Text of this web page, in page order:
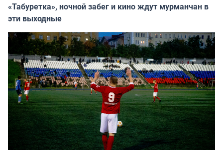
«Табуретка», ночной забег и кино ждут мурманчан в
эти выходные